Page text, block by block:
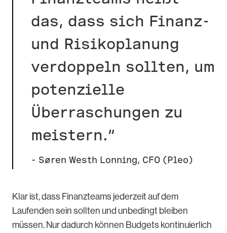
das, dass sich Finanz-
und Risikoplanung
verdoppeln sollten, um
potenzielle
Überraschungen zu
meistern.“
– Søren Westh Lonning, CFO (Pleo)
Klar ist, dass Finanzteams jederzeit auf dem
Laufenden sein sollten und unbedingt bleiben
müssen. Nur dadurch können Budgets kontinuierlich